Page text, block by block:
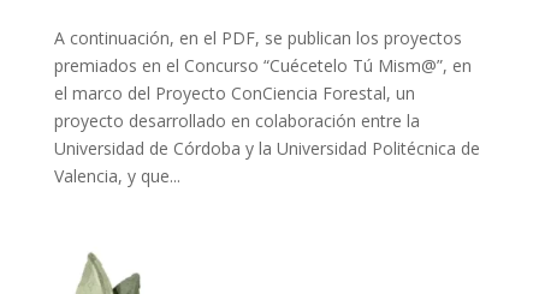
A continuación, en el PDF, se publican los proyectos
premiados en el Concurso “Cuécetelo Tú Mism@”, en
el marco del Proyecto ConCiencia Forestal, un
proyecto desarrollado en colaboración entre la
Universidad de Córdoba y la Universidad Politécnica de
Valencia, y que...